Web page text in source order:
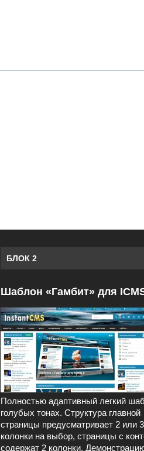
БЛОК 2
Шаблон «Гамбит» для
Полностью адаптивный легкий
голубых тонах. Структура главной
страницы предусматривает 2 или 3
колонки на выбор, страницы с
содержат 2 колонки.